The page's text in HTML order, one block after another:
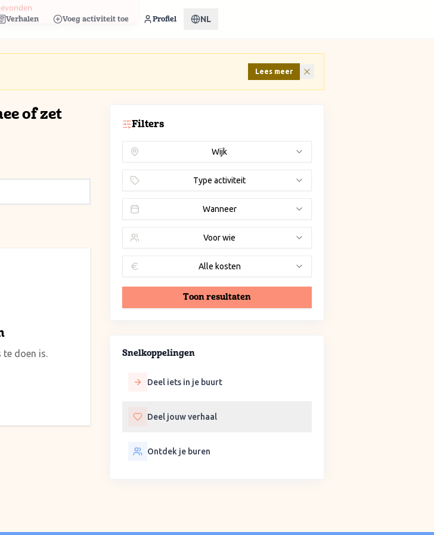
Verhalen Voeg activiteit toe Profiel NL
Lees meer
of zet
te doen is.
Filters
Wijk
Type activiteit
Wanneer
Voor wie
Alle kosten
Toon resultaten
Snelkoppelingen
Deel iets in je buurt
Deel jouw verhaal
Ontdek je buren